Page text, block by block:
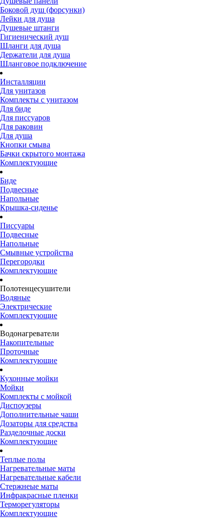
Боковой душ (форсунки)
Лейки для душа
Душевые штанги
Гигиенический душ
Шланги для душа
Держатели для душа
Шланговое подключение
Инсталляции
Для унитазов
Комплекты с унитазом
Для биде
Для писсуаров
Для раковин
Для душа
Кнопки смыва
Бачки скрытого монтажа
Комплектующие
Биде
Подвесные
Напольные
Крышка-сиденье
Писсуары
Подвесные
Напольные
Смывные устройства
Перегородки
Комплектующие
Полотенцесушители
Водяные
Электрические
Комплектующие
Водонагреватели
Накопительные
Проточные
Комплектующие
Кухонные мойки
Мойки
Комплекты с мойкой
Диспоузеры
Дополнительные чаши
Дозаторы для средства
Разделочные доски
Комплектующие
Теплые полы
Нагревательные маты
Нагревательные кабели
Стержнеые маты
Инфракрасные пленки
Терморегуляторы
Комплектующие